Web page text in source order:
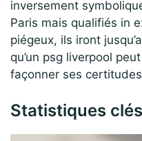
inversement
Paris mais qualifiés in
piégeux, ils iront
qu’un psg liverpool
façonner ses
Statistiques clés